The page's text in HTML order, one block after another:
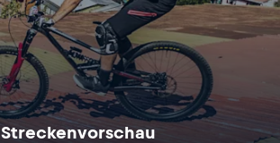
Streckenvorschau